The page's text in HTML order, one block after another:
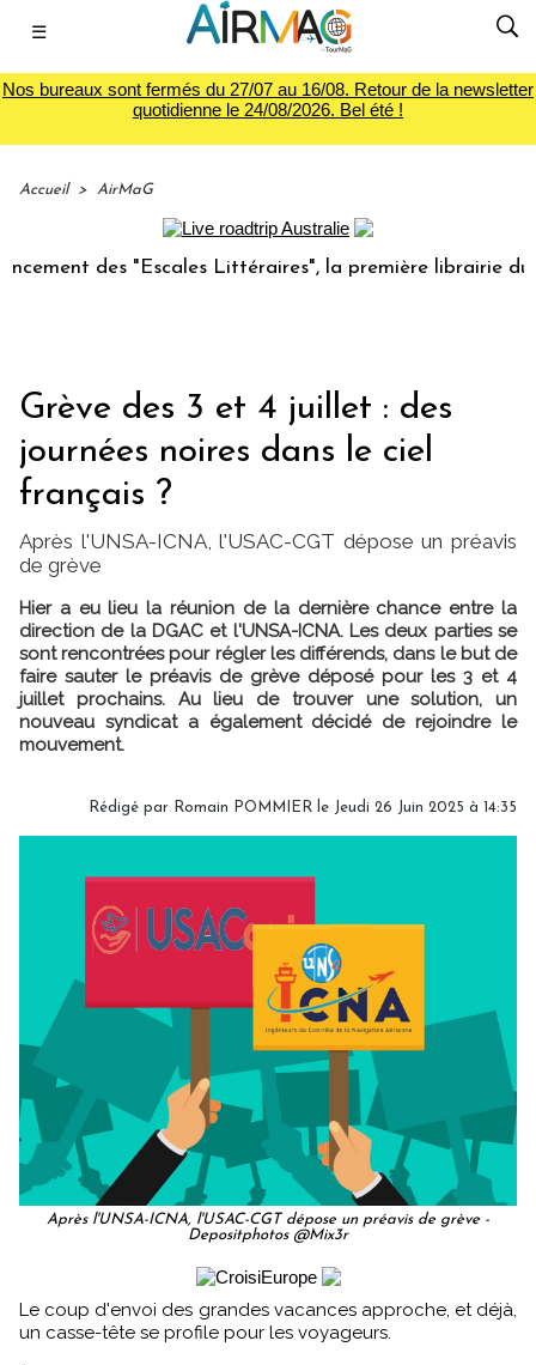
☰
Nos bureaux sont fermés du 27/07 au 16/08. Retour de la newsletter
quotidienne le 24/08/2026. Bel été !
Accueil > AirMaG
des "Escales Littéraires", la première librairie du voyage
Grève des 3 et 4 juillet : des
journées noires dans le ciel
français ?
Après l'UNSA-ICNA, l'USAC-CGT dépose un préavis
de grève
Hier a eu lieu la réunion de la dernière chance entre la
direction de la DGAC et l'UNSA-ICNA. Les deux parties se
sont rencontrées pour régler les différends, dans le but de
faire sauter le préavis de grève déposé pour les 3 et 4
juillet prochains. Au lieu de trouver une solution, un
nouveau syndicat a également décidé de rejoindre le
mouvement.
Rédigé par Romain POMMIER le Jeudi 26 Juin 2025 à 14:35
Après l'UNSA-ICNA, l'USAC-CGT dépose un préavis de grève -
Depositphotos @Mix3r
Le coup d'envoi des grandes vacances approche, et déjà,
un casse-tête se profile pour les voyageurs.